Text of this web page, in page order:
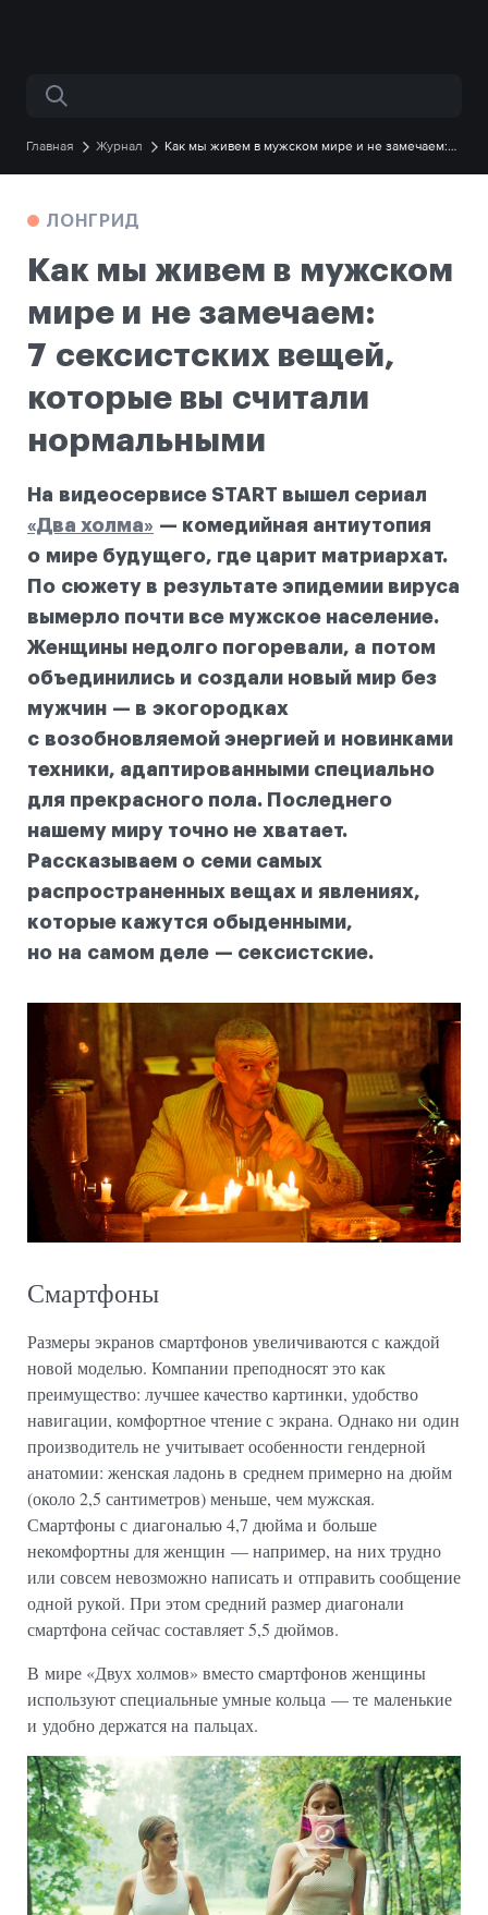
Поиск по сайту
Главная Журнал
Как мы живем в мужском мире и не замечаем:
ЛОНГРИД
Как мы живем в мужском
мире и не замечаем:
7 сексистских вещей,
которые вы считали
нормальными
На видеосервисе START вышел сериал
«Два холма» — комедийная антиутопия
о мире будущего, где царит матриархат.
По сюжету в результате эпидемии вируса
вымерло почти все мужское население.
Женщины недолго погоревали, а потом
объединились и создали новый мир без
мужчин — в экогородках
с возобновляемой энергией и новинками
техники, адаптированными специально
для прекрасного пола. Последнего
нашему миру точно не хватает.
Рассказываем о семи самых
распространенных вещах и явлениях,
которые кажутся обыденными,
но на самом деле — сексистские.
Смартфоны
Размеры экранов смартфонов увеличиваются с каждой
новой моделью. Компании преподносят это как
преимущество: лучшее качество картинки, удобство
навигации, комфортное чтение с экрана. Однако ни один
производитель не учитывает особенности гендерной
анатомии: женская ладонь в среднем примерно на дюйм
(около 2,5 сантиметров) меньше, чем мужская.
Смартфоны с диагональю 4,7 дюйма и больше
некомфортны для женщин — например, на них трудно
или совсем невозможно написать и отправить сообщение
одной рукой. При этом средний размер диагонали
смартфона сейчас составляет 5,5 дюймов.
В мире «Двух холмов» вместо смартфонов женщины
используют специальные умные кольца — те маленькие
и удобно держатся на пальцах.